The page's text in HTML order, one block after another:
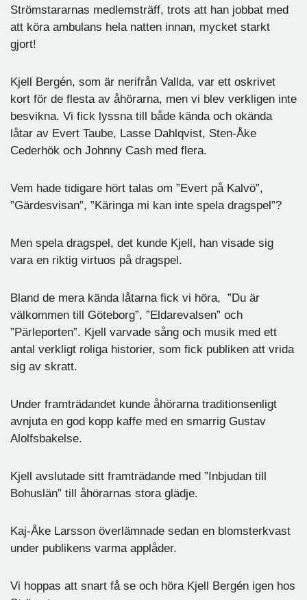
Strömstararnas medlemsträff, trots att han jobbat med
att köra ambulans hela natten innan, mycket starkt
gjort!
Kjell Bergén, som är nerifrån Vallda, var ett oskrivet
kort för de flesta av åhörarna, men vi blev verkligen inte
besvikna. Vi fick lyssna till både kända och okända
låtar av Evert Taube, Lasse Dahlqvist, Sten-Åke
Cederhök och Johnny Cash med flera.
Vem hade tidigare hört talas om ”Evert på Kalvö”,
”Gärdesvisan”, ”Käringa mi kan inte spela dragspel”?
Men spela dragspel, det kunde Kjell, han visade sig
vara en riktig virtuos på dragspel.
Bland de mera kända låtarna fick vi höra, ”Du är
välkommen till Göteborg”, ”Eldarevalsen” och
”Pärleporten”. Kjell varvade sång och musik med ett
antal verkligt roliga historier, som fick publiken att vrida
sig av skratt.
Under framträdandet kunde åhörarna traditionsenligt
avnjuta en god kopp kaffe med en smarrig Gustav
Alolfsbakelse.
Kjell avslutade sitt framträdande med ”Inbjudan till
Bohuslän” till åhörarnas stora glädje.
Kaj-Åke Larsson överlämnade sedan en blomsterkvast
under publikens varma applåder.
Vi hoppas att snart få se och höra Kjell Bergén igen hos